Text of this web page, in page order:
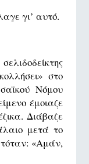
γι’ αυτό.
στο
Νόμου
έμοιαζε
Διάβαζε
μετά το
«Αμάν,